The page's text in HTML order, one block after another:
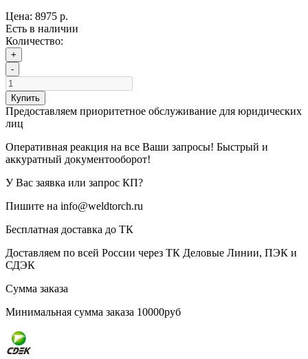
Цена: 8975 р.
Есть в наличии
Количество:
+
-
Купить
Предоставляем приоритетное обслуживание для юридических
лиц
Оперативная реакция на все Ваши запросы! Быстрый и
аккуратный документооборот!
У Вас заявка или запрос КП?
Пишите на info@weldtorch.ru
Бесплатная доставка до ТК
Доставляем по всей России через ТК Деловые Линии, ПЭК и
СДЭК
Сумма заказа
Минимальная сумма заказа 10000руб